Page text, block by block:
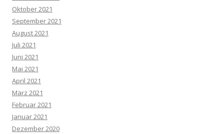
Oktober 2021
September 2021
August 2021
Juli 2021
Juni 2021
Mai 2021
April 2021
März 2021
Februar 2021
Januar 2021
Dezember 2020